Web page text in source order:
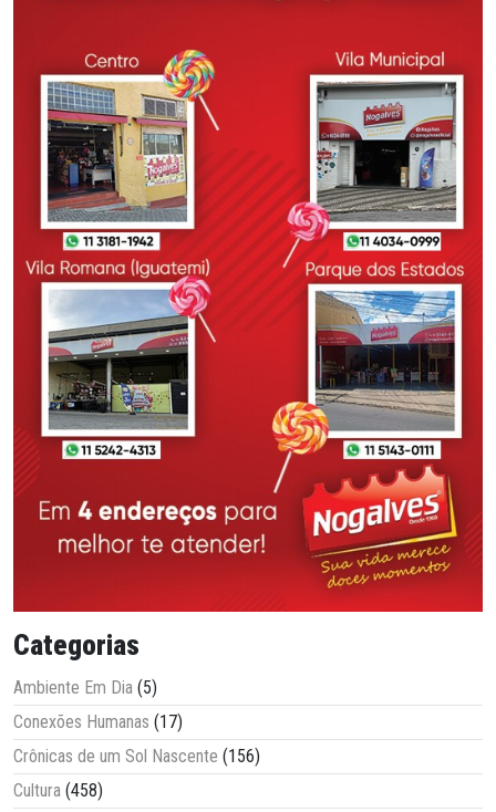
Categorias
Ambiente Em Dia (5)
Conexões Humanas (17)
Crônicas de um Sol Nascente (156)
Cultura (458)